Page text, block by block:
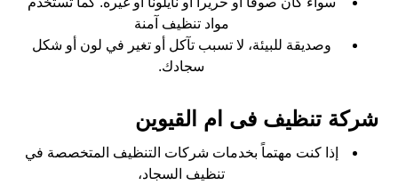
مواد تنظيف آمنة
وصديقة للبيئة، لا تسبب تآكل أو تغير في لون أو شكل
سجادك.
شركة تنظيف فى ام القيوين
إذا كنت مهتماً بخدمات شركات التنظيف المتخصصة في
تنظيف السجاد،